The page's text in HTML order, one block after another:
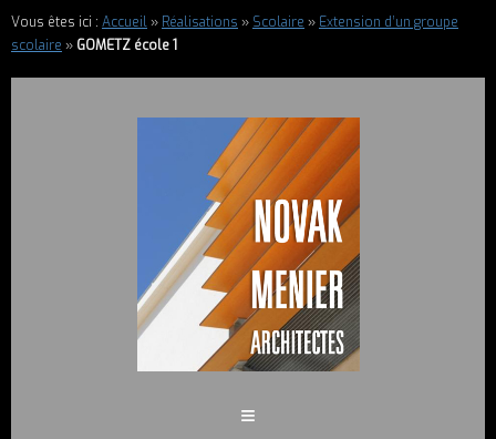
Vous êtes ici : Accueil» Réalisations » Scolaire » Extension d’un groupe
scolaire » GOMETZ école 1